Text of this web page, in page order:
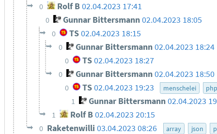
0 Rolf B 02.04.2023 17:41
0 Gunnar Bittersmann02.04.2023 18:05
0 TS02.04.2023 18:15
0 Gunnar Bittersmann02.04.2023 18:24
0 TS 02.04.2023 18:27
0 Gunnar Bittersmann02.04.2023 18:50
0 TS 02.04.2023 19:23 menschelei
1 Gunnar Bittersmann02.04.2023
1 Rolf B02.04.2023 20:15
0 Raketenwilli 03.04.2023 08:26 array json